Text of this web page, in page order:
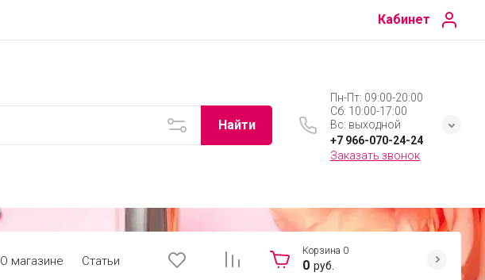
Кабинет
Найти
Пн-Пт: 09:00-20:00
Сб: 10:00-17:00
Вс: выходной
+7 966-070-24-24
Заказать звонок
О магазине Статьи
Корзина 0
0 руб.